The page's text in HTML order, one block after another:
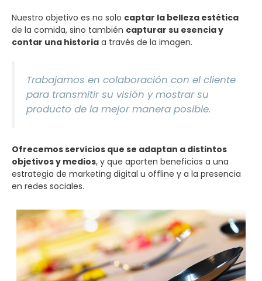
Nuestro objetivo es no solo captar la belleza estética
de la comida, sino también capturar su esencia y
contar una historia a través de la imagen.
Trabajamos en colaboración con el cliente
para transmitir su visión y mostrar su
producto de la mejor manera posible.
Ofrecemos servicios que se adaptan a distintos
objetivos y medios, y que aporten beneficios a una
estrategia de marketing digital u offline y a la presencia
en redes sociales.